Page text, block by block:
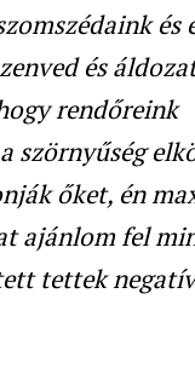
és
és
rendőreink
szörnyűség
őket, én
ajánlom fel
tettek